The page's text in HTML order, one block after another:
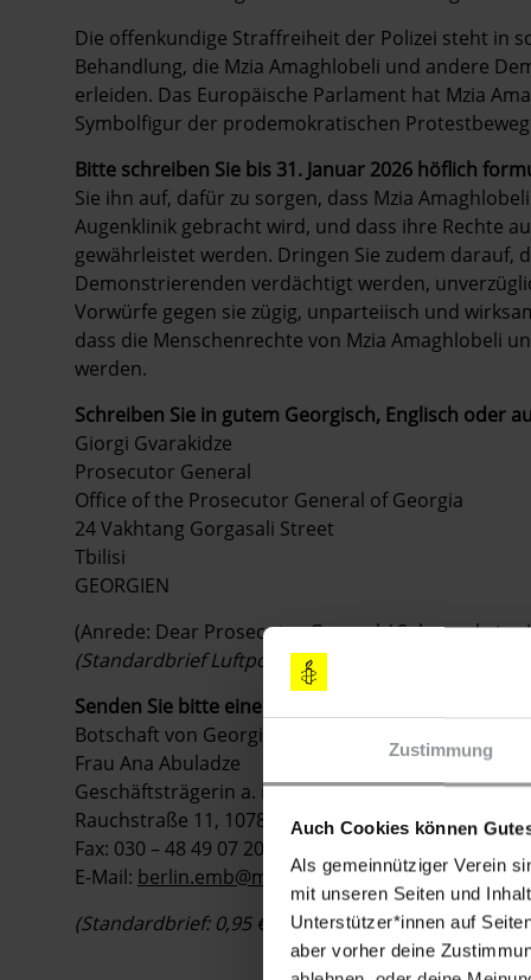
Zustimmung
Auch Cookies können
Als gemeinnütziger Verein
mit unseren Seiten und
Unterstützer*innen auf
aber vorher deine
Die offenkundige Straffreiheit der Polizei steht in
Behandlung, die Mzia Amaghlobeli und andere
erleiden. Das Europäische Parlament hat Mzia
Symbolfigur der prodemokratischen
Bitte schreiben Sie bis 31. Januar 2026 höflich
Sie ihn auf, dafür zu sorgen, dass Mzia
Augenklinik gebracht wird, und dass ihre Rechte
gewährleistet werden. Dringen Sie zudem darauf,
Demonstrierenden verdächtigt werden,
Vorwürfe gegen sie zügig, unparteiisch und
dass die Menschenrechte von Mzia Amaghlobeli
werden.
Schreiben Sie in gutem Georgisch, Englisch oder
Giorgi Gvarakidze
Prosecutor General
Office of the Prosecutor General of Georgia
24 Vakhtang Gorgasali Street
Tbilisi
GEORGIEN
(Anrede: Dear Prosecutor General / Sehr
(Standardbrief Luftpost bis 20 g: 1,25 €)
Senden Sie bitte eine Kopie Ihres Schreibens an:
Botschaft von Georgien
Frau Ana Abuladze
Geschäftsträgerin a. i.
Rauchstraße 11, 10787 Berlin
Fax: 030 – 48 49 07 20
E-Mail: berlin.emb@mfa.gov.ge
(Standardbrief: 0,95 €)